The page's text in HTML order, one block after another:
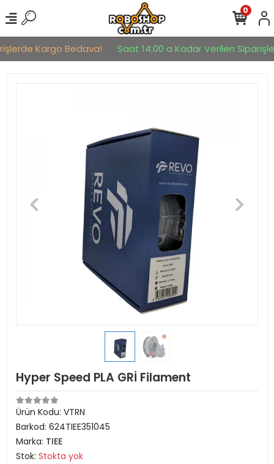
Kargo Bedava! Saat 14:00 a Kadar Verilen
0
Hyper Speed PLA GRİ Filament
Ürün Kodu: VTRN
Barkod: 624TIEE351045
Marka: TIEE
Stok: Stokta yok